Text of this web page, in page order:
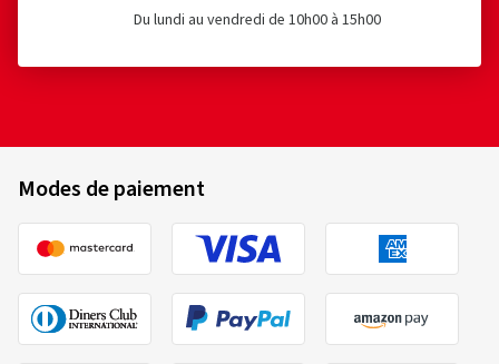
Du lundi au vendredi de 10h00 à 15h00
Modes de paiement